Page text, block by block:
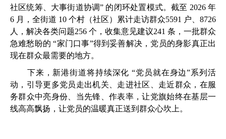
社区统筹、大事街道协调” 的闭环处置模式。截至 2026 年
6 月，全街道 10 个村（社区）累计走访群众5591 户、8726
人，解决各类问题256 个，收集意见建议241 条，一批群众
急难愁盼的 “家门口事”得到妥善解决，党员的身影真正出
现在群众最需要的地方。
下来，新港街道将持续深化 “党员就在身边”系列活
动，引导更多党员走出机关、走进社区、走近群众，在服
务群众中亮身份、当先锋、作表率，让党旗始终在基层一
线高高飘扬，让党员的温暖真正送到群众心坎上。